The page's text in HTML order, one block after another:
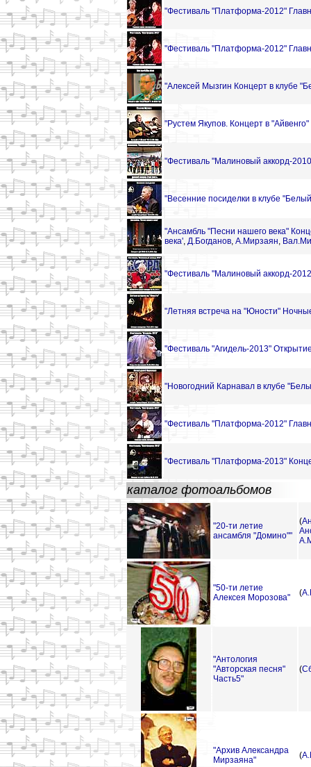
"Фестиваль "Платформа-2012"
"Фестиваль "Платформа-2012"
"Алексей Мызгин Концерт в клубе
"Рустем Якупов. Концерт в
"Фестиваль "Малиновый аккорд-
"Весенние посиделки в клубе
"Ансамбль "Песни нашего века"
века', Д.Богданов, А.Мирзаян,
"Фестиваль "Малиновый аккорд-
"Летняя встреча на "Юности"
"Фестиваль "Агидель-2013"
"Новогодний Карнавал в клубе
"Фестиваль "Платформа-2012"
"Фестиваль "Платформа-2013"
каталог фотоальбомов
"20-ти летие
ансамбля "Домино""
(
"50-ти летие
Алексея Морозова"
(
"Антология
"Aвторская песня"
Часть5"
(
"Архив Александра
Мирзаяна"
(